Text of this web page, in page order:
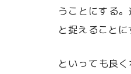
うことにする
と捉えることに
といっても良